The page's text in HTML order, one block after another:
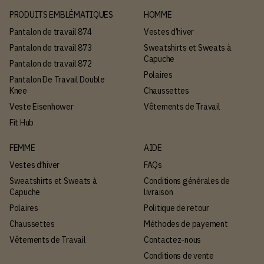
PRODUITS EMBLÉMATIQUES
Pantalon de travail 874
Pantalon de travail 873
Pantalon de travail 872
Pantalon De Travail Double
Knee
Veste Eisenhower
Fit Hub
HOMME
Vestes d’hiver
Sweatshirts et Sweats à
Capuche
Polaires
Chaussettes
Vêtements de Travail
FEMME
Vestes d’hiver
Sweatshirts et Sweats à
Capuche
Polaires
Chaussettes
Vêtements de Travail
AIDE
FAQs
Conditions générales de
livraison
Politique de retour
Méthodes de payement
Contactez-nous
Conditions de vente